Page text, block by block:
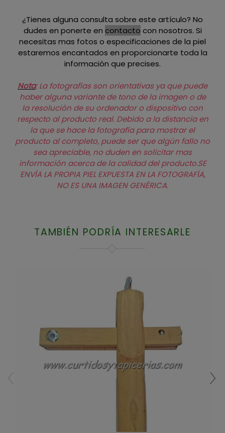
¿Tienes alguna consulta sobre este artículo? No
dudes en ponerte en contacto con nosotros. Si
necesitas mas fotos o especificaciones de la piel
estaremos encantados en proporcionarte toda la
información que precises.
Nota:La fotografías son orientativas ya que puede
haber alguna variante de tono de la imagen o de
la resolución de su ordenador o dispositivo con
respecto al producto real. Debido a la distancia en
la que se hace la fotografía para mostrar el
producto al completo, puede ser que algún fallo no
sea apreciable, no duden en solicitar mas
información acerca de la calidad del producto.SE
ENVÍA LA PROPIA PIEL EXPUESTA EN LA FOTOGRAFÍA,
NO ES UNA IMAGEN GENÉRICA.
TAMBIÉN PODRÍA INTERESARLE